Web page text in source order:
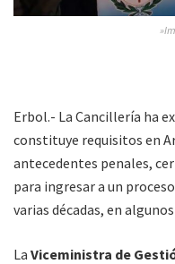
Erbol.- La Cancillería ha
constituye requisitos en
antecedentes penales,
para ingresar a un
varias décadas, en
La Viceministra de